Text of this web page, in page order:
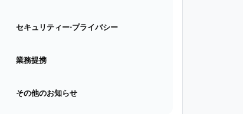
セキュリティー⋅プライバシー
業務提携
その他のお知らせ